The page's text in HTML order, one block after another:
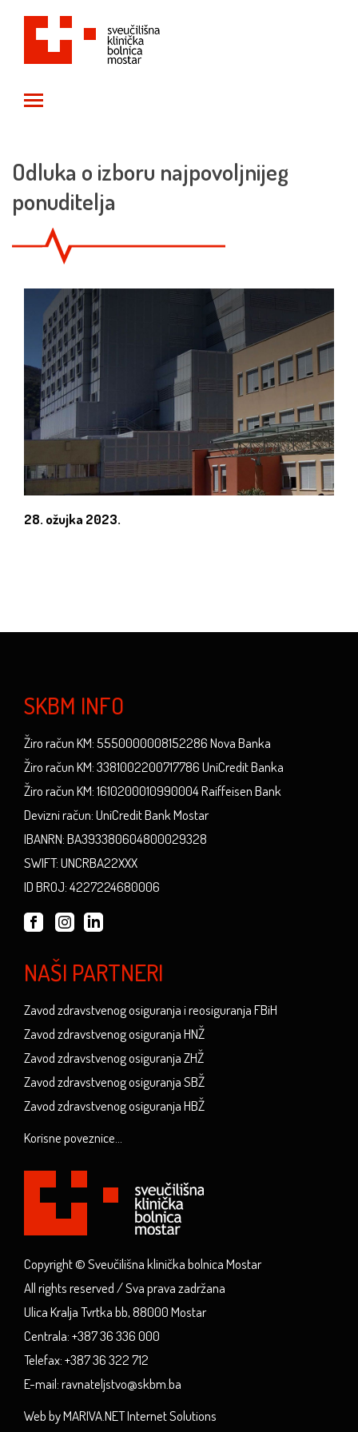
Odluka o izboru najpovoljnijeg
ponuditelja
28. ožujka 2023.
SKBM INFO
Žiro račun KM: 5550000008152286 Nova Banka
Žiro račun KM: 3381002200717786 UniCredit Banka
Žiro račun KM: 1610200010990004 Raiffeisen Bank
Devizni račun: UniCredit Bank Mostar
IBANRN: BA393380604800029328
SWIFT: UNCRBA22XXX
ID BROJ: 4227224680006
NAŠI PARTNERI
Zavod zdravstvenog osiguranja i reosiguranja FBiH
Zavod zdravstvenog osiguranja HNŽ
Zavod zdravstvenog osiguranja ZHŽ
Zavod zdravstvenog osiguranja SBŽ
Zavod zdravstvenog osiguranja HBŽ
Korisne poveznice...
Copyright © Sveučilišna klinička bolnica Mostar
All rights reserved / Sva prava zadržana
Ulica Kralja Tvrtka bb, 88000 Mostar
Centrala: +387 36 336 000
Telefax: +387 36 322 712
E-mail: ravnateljstvo@skbm.ba
Web by MARIVA.NET Internet Solutions